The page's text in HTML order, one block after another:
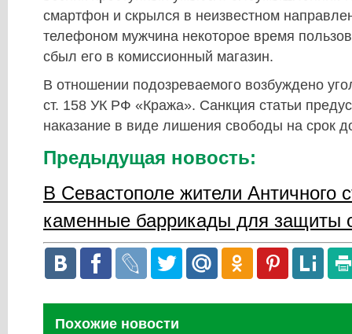
смартфон и скрылся в неизвестном
телефоном мужчина некоторое время
сбыл его в комиссионный магазин.
В отношении подозреваемого возбуждено
ст. 158 УК РФ «Кража». Санкция статьи
наказание в виде лишения свободы на срок
Предыдущая новость:
В Севастополе жители Античного
каменные баррикады для защиты
Похожие новости